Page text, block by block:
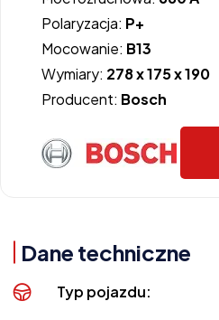
Polaryzacja: P+
Mocowanie: B13
Wymiary: 278 x 175 x 190
Producent: Bosch
Dane techniczne
Typ pojazdu: